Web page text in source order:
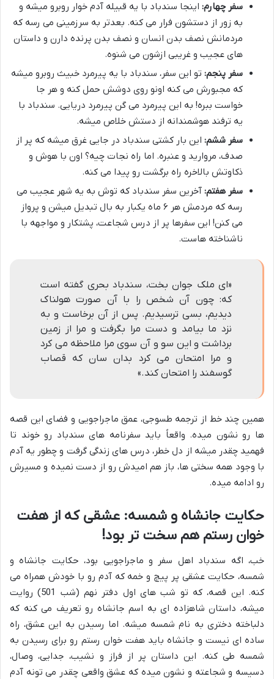
سفر چهارم: اینجا سندباد با یه قبیله آدم خوار روبرو میشه و
به زور از دستشون فرار می کنه. بعدتر به سرزمینی می رسه که
مردمانش نصف بدن انسان و نصف بدن پرنده دارن و داستان
های عجیب و غریبی ازشون می شنوه.
سفر پنجم: تو این سفر، سندباد با یه پیرمرد خبیث روبرو میشه
که مجبورش می کنه اونو روی دوشش حمل کنه و هر جا
خواست ببره! به این پیرمرد می گن پیرمرد دریایی. سندباد با
یه ترفند هوشمندانه از دستش خلاص میشه.
سفر ششم: این بار کشتی سندباد در جایی غرق میشه که پر از
صدف، مروارید و عنبره. اما راه نجات چیه؟ اون با هوش و
ذکاوتش بالاخره راه برگشت رو پیدا می کنه.
سفر هفتم: آخرین سفر سندباد که توش به یه شهر عجیب می
رسه که مردمش هر ۶ ماه یکبار به بال تبدیل میشن و پرواز
می کنن! این سفرها پر از درس شجاعت، پشتکار و مواجهه با
ناشناخته هاست.
«ای ملک جوان بخت، سندباد بحری گفته است
که: چون آن شخص را با آن صورت هولناک
دیدیم، بسی ترسیدیم. پس از آن برخاست و به
نزد ما بیامد و دست مرا بگرفت و مرا از زمین
برداشت و این سو و آن سوی مرا ملاحظه می کرد
و مرا امتحان می کرد بدان سان که قصاب
گوسفند را امتحان کند.»
همین چند خط از ترجمه طسوجی، عمق ماجراجویی و فضای این قصه
ها رو نشون میده. واقعاً باید سفرنامه های سندباد رو خوند تا
فهمید چقدر میشه از دل خطر، درس های زندگی گرفت و چطور یه آدم
با وجود همه سختی ها، باز هم امیدش رو از دست نمیده و مسیرش
رو ادامه میده.
حکایت جانشاه و شمسه: عشقی که از هفت
خوان رستم هم سخت تر بود!
خب، اگه سندباد اهل سفر و ماجراجویی بود، حکایت جانشاه و
شمسه، حکایت عشقی پر پیچ و خمه که آدم رو با خودش همراه می
کنه. این قصه، که تو شب های اول دفتر نهم (شب 501) روایت
میشه، داستان شاهزاده ای به اسم جانشاه رو تعریف می کنه که
دلباخته دختری به نام شمسه میشه. اما رسیدن به این عشق، راه
ساده ای نیست و جانشاه باید هفت خوان رستم رو برای رسیدن به
شمسه طی کنه. این داستان پر از فراز و نشیب، جدایی، وصال،
دسیسه و شجاعته و نشون میده که عشق واقعی چقدر می تونه آدم